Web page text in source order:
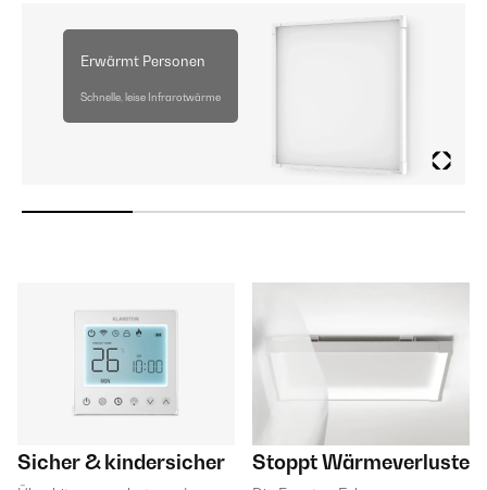
Erwärmt Personen
Schnelle, leise Infrarotwärme
Sicher & kindersicher Stoppt Wärmeverluste